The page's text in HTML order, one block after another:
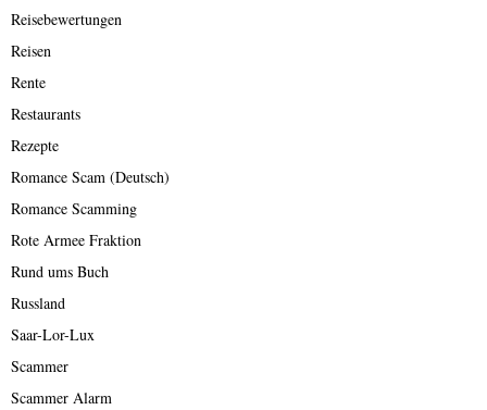
Reisebewertungen
Reisen
Rente
Restaurants
Rezepte
Romance Scam (Deutsch)
Romance Scamming
Rote Armee Fraktion
Rund ums Buch
Russland
Saar-Lor-Lux
Scammer
Scammer Alarm